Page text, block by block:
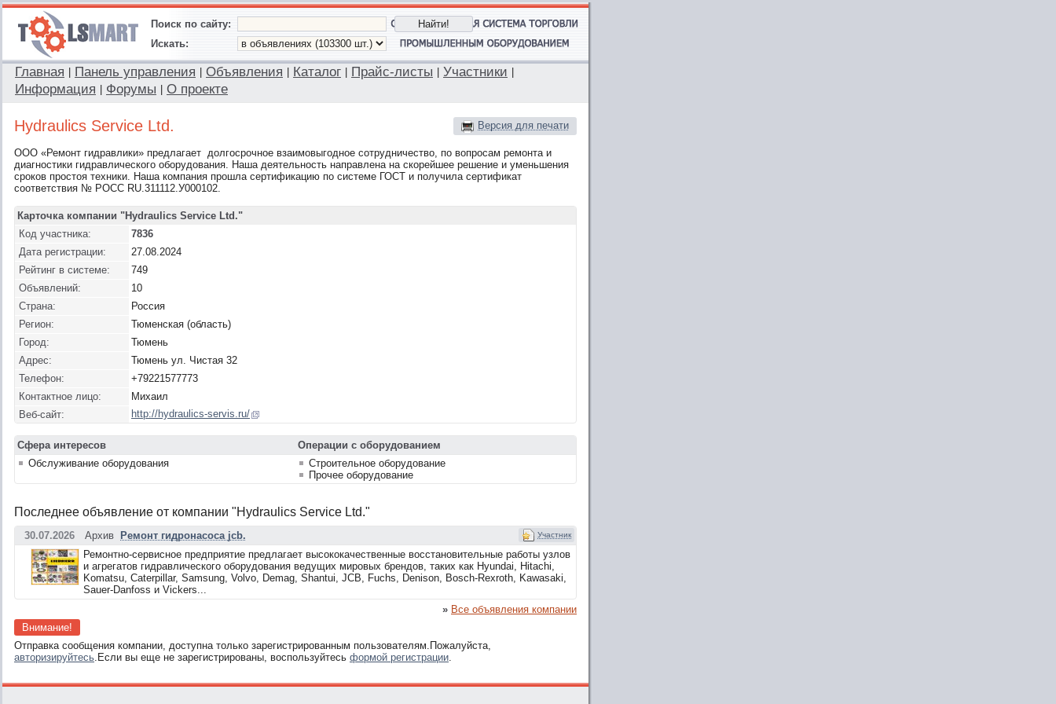
Поиск по сайту:
Искать:
Главная Панель управления Объявления Каталог Прайс-листы Участники
Информация Форумы О проекте
Версия для печати
Hydraulics Service Ltd.
ООО «Ремонт гидравлики» предлагает долгосрочное взаимовыгодное сотрудничество, по вопросам ремонта и
диагностики гидравлического оборудования. Наша деятельность направлена на скорейшее решение и уменьшения
сроков простоя техники. Наша компания прошла сертификацию по системе ГОСТ и получила сертификат
соответствия № РОСС RU.311112.У000102.
Карточка компании "Hydraulics Service Ltd."
Код участника:
7836
Дата регистрации:
27.08.2024
Рейтинг в системе:
749
Объявлений:
10
Страна:
Россия
Регион:
Тюменская (область)
Город:
Тюмень
Адрес:
Тюмень ул. Чистая 32
Телефон:
+79221577773
Контактное лицо:
Михаил
Веб-сайт:
http://hydraulics-servis.ru/
Сфера интересов
Операции с оборудованием
Обслуживание оборудования
Строительное оборудование
Прочее оборудование
Последнее объявление от компании "Hydraulics Service Ltd."
30.07.2026 Архив Ремонт гидронасоса jcb. Участник
Ремонтно-сервисное предприятие предлагает высококачественные восстановительные работы узлов
и агрегатов гидравлического оборудования ведущих мировых брендов, таких как Hyundai, Hitachi,
Komatsu, Caterpillar, Samsung, Volvo, Demag, Shantui, JCB, Fuchs, Denison, Bosch-Rexroth, Kawasaki,
Sauer-Danfoss и Vickers...
» Все объявления компании
Внимание!
Отправка сообщения компании, доступна только зарегистрированным пользователям.Пожалуйста,
авторизируйтесь.Если вы еще не зарегистрированы, воспользуйтесь формой регистрации.